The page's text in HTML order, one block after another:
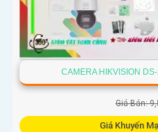
CAMERA HIKVISION
Giá Bán:
Giá Khuyến